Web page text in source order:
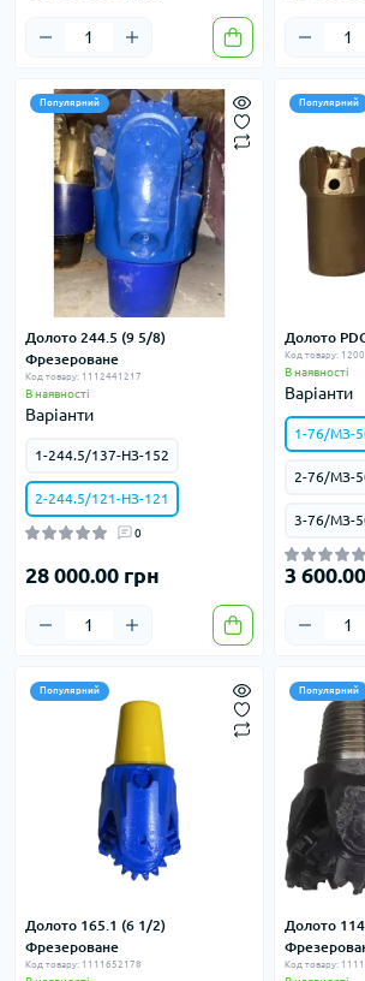
Популярний
Долото 244.5 (9 5/8)
Фрезероване
Код товару: 1112441217
В наявності
Варіанти
1-244.5/137-НЗ-152
2-244.5/121-НЗ-121
0
28 000.00 грн
Популярний
Долото
Код товару:
В наявності
Варіанти
1-76/МЗ-
2-76/МЗ-
3-76/МЗ-
3
Популярний
Долото 165.1 (6 1/2)
Фрезероване
Код товару: 1111652178
Популярний
Долото
Код товару: